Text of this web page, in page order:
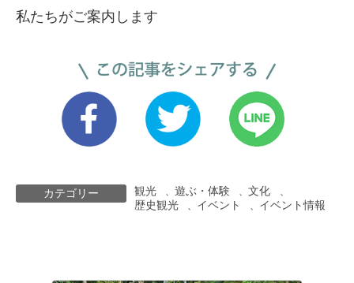
私たちがご案内します
カテゴリー 観光 、遊ぶ・体験 、文化 、
歴史観光 、 イベント 、 イベント情報